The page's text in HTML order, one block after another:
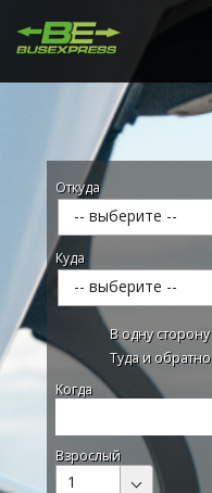
Откуда
-- выберите --
Куда
-- выберите --
В одну сторону
Туда и обратно
Kогда
Взрослый
1